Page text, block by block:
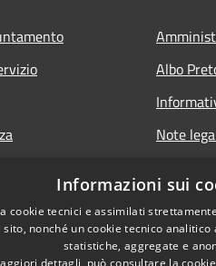
Albo
Note
Informazioni sui
cookie tecnici e assimilati
nonché un cookie tecnico
statistiche, aggregate e
dettagli, può consultare la